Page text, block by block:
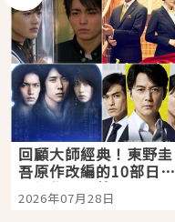
回顧大師經典！東野圭
吾原作改編的10部日本
影視作品推薦
2026年07月28日